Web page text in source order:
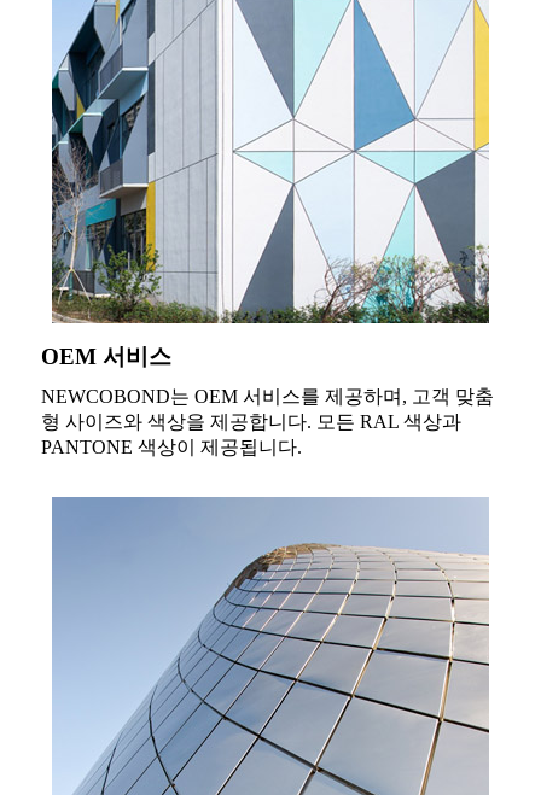
OEM 서비스
NEWCOBOND는 OEM 서비스를 제공하며, 고객 맞춤
형 사이즈와 색상을 제공합니다. 모든 RAL 색상과
PANTONE 색상이 제공됩니다.